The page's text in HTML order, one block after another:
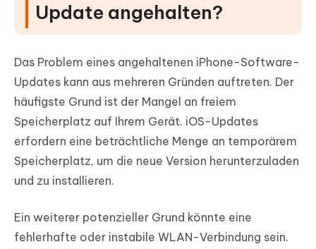
Update angehalten?
Das Problem eines angehaltenen iPhone-Software-
Updates kann aus mehreren Gründen auftreten. Der
häufigste Grund ist der Mangel an freiem
Speicherplatz auf Ihrem Gerät. iOS-Updates
erfordern eine beträchtliche Menge an temporärem
Speicherplatz, um die neue Version herunterzuladen
und zu installieren.
Ein weiterer potenzieller Grund könnte eine
fehlerhafte oder instabile WLAN-Verbindung sein.